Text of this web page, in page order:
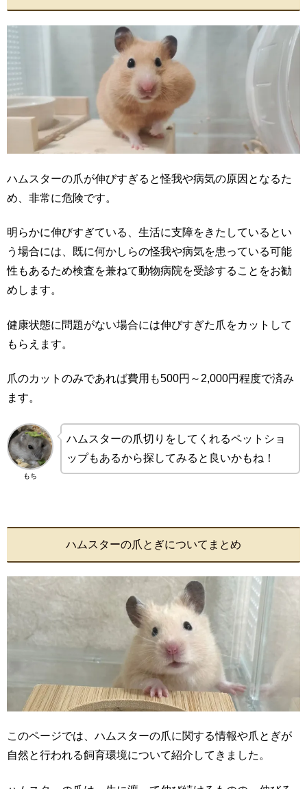
ハムスターの爪が伸びすぎると怪我や病気の原因となるた
め、非常に危険です。
明らかに伸びすぎている、生活に支障をきたしているとい
う場合には、既に何かしらの怪我や病気を患っている可能
性もあるため検査を兼ねて動物病院を受診することをお勧
めします。
健康状態に問題がない場合には伸びすぎた爪をカットして
もらえます。
爪のカットのみであれば費用も500円～2,000円程度で済み
ます。
もち
ハムスターの爪切りをしてくれるペットショ
ップもあるから探してみると良いかもね！
ハムスターの爪とぎについてまとめ
このページでは、ハムスターの爪に関する情報や爪とぎが
自然と行われる飼育環境について紹介してきました。